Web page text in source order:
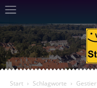
Start Schlagworte Gestier